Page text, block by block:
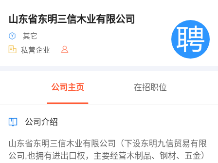
山东省东明三信木业有限公司
其它
私营企业
公司主页 在招职位
公司介绍
山东省东明三信木业有限公司（下设东明九信贸易有限
公司,也拥有进出口权，主要经营木制品、钢材、五金）